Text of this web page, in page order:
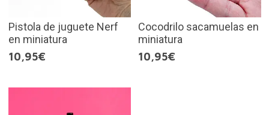
Pistola de juguete Nerf
en miniatura
10,95€
Cocodrilo sacamuelas en
miniatura
10,95€